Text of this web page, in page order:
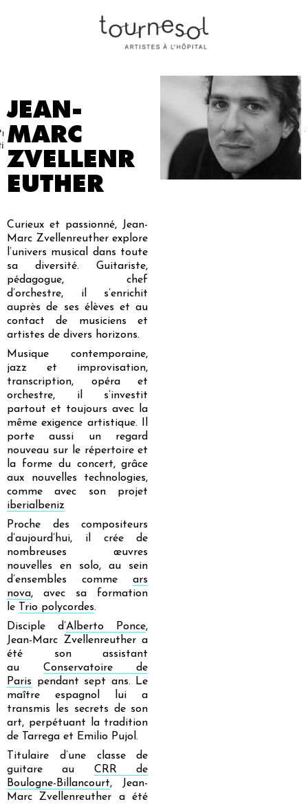
Nos
artistes
Nous
soutenir
Presse Contact
JEAN-
MARC
ZVELLENR
EUTHER
Curieux et passionné, Jean-
Marc Zvellenreuther explore
l’univers musical dans toute
sa diversité. Guitariste,
pédagogue, chef
d’orchestre, il s’enrichit
auprès de ses élèves et au
contact de musiciens et
artistes de divers horizons.
Musique contemporaine,
jazz et improvisation,
transcription, opéra et
orchestre, il s’investit
partout et toujours avec la
même exigence artistique. Il
porte aussi un regard
nouveau sur le répertoire et
la forme du concert, grâce
aux nouvelles technologies,
comme avec son projet
iberialbeniz
Proche des compositeurs
d’aujourd’hui, il crée de
nombreuses œuvres
nouvelles en solo, au sein
d’ensembles commears
nova, avec sa formation
le Trio polycordes.
Disciple d’Alberto Ponce,
Jean-Marc Zvellenreuther a
été son assistant
au Conservatoire de
Paris pendant sept ans. Le
maître espagnol lui a
transmis les secrets de son
art, perpétuant la tradition
de Tarrega et Emilio Pujol.
Titulaire d’une classe de
guitare au CRR de
Boulogne-Billancourt, Jean-
Marc Zvellenreuther a été